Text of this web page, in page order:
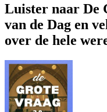
Luister naar De
van de Dag en
over de hele